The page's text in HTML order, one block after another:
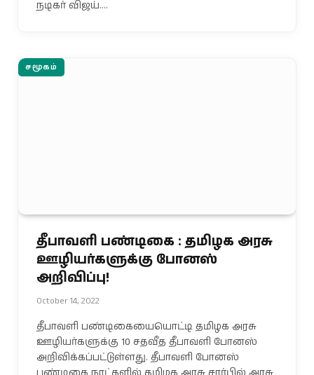
நடிகர் விஜய்.…
சமூகம்
தீபாவளி பண்டிகை : தமிழக அரசு
ஊழியர்களுக்கு போனஸ்
அறிவிப்பு!
October 14, 2022
தீபாவளி பண்டிகையையொட்டி தமிழக அரசு
ஊழியர்களுக்கு 10 சதவீத தீபாவளி போனஸ்
அறிவிக்கப்பட்டுள்ளது. தீபாவளி போனஸ்